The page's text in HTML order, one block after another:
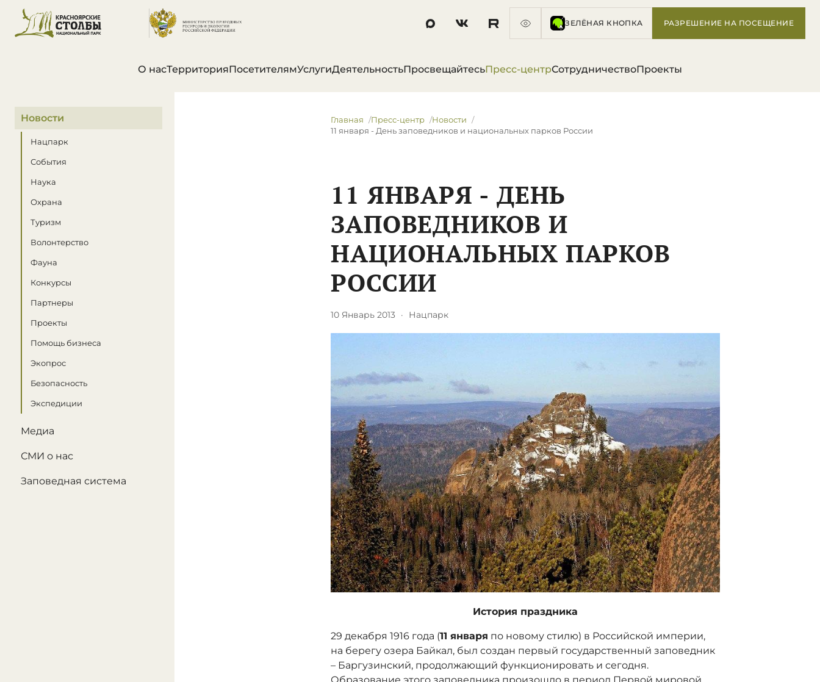
ЗЕЛЁНАЯ КНОПКА РАЗРЕШЕНИЕ НА ПОСЕЩЕНИЕ
О насТерриторияПосетителямУслугиДеятельностьПросвещайтесьПресс-центрСотрудничествоПроекты
В этом разделе
Новости
Нацпарк
События
Наука
Охрана
Туризм
Волонтерство
Фауна
Конкурсы
Партнеры
Проекты
Помощь бизнеса
Экопрос
Безопасность
Экспедиции
Медиа
СМИ о нас
Заповедная система
Главная Пресс-центр
Новости
11 января - День заповедников и национальных парков России
11 ЯНВАРЯ - ДЕНЬ
ЗАПОВЕДНИКОВ И
НАЦИОНАЛЬНЫХ ПАРКОВ
РОССИИ
10 Январь 2013 · Нацпарк
История праздника
29 декабря 1916 года (11 января по новому стилю) в Российской империи,
на берегу озера Байкал, был создан первый государственный заповедник
– Баргузинский, продолжающий функционировать и сегодня.